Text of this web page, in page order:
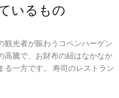
いるもの
観光者が賑わうコペンハーゲン
高騰で、お財布の紐はなかなか
一方です。 寿司のレストラン